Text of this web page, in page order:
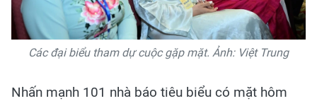
Các đại biểu tham dự cuộc gặp mặt. Ảnh: Việt Trung
Nhấn mạnh 101 nhà báo tiêu biểu có mặt hôm